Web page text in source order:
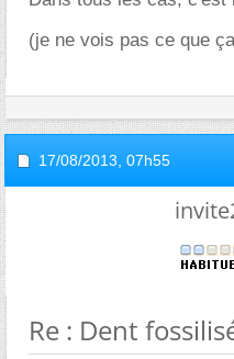
(je ne vois pas ce que
17/08/2013, 07h55
Re : Dent